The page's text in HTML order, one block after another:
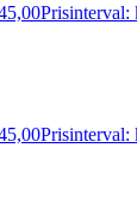
Prisinterval:
Prisinterval: